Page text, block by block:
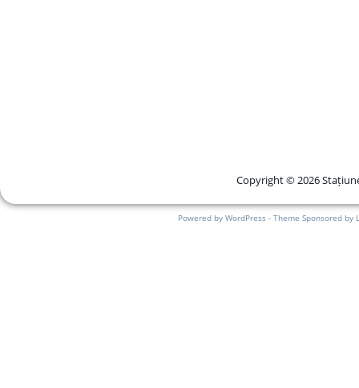
Copyright © 2026
Powered by WordPress - Theme Sponsored by